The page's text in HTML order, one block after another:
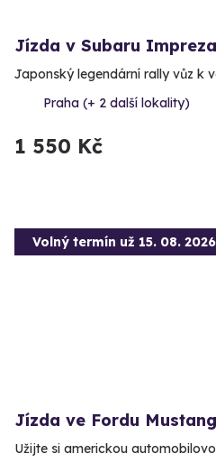
Jízda v Subaru
Japonský legendární rally vůz k
Praha (+ 2 další lokality)
1 550 Kč
Volný termín už 15. 08. 2026
Jízda ve Fordu
Užijte si americkou